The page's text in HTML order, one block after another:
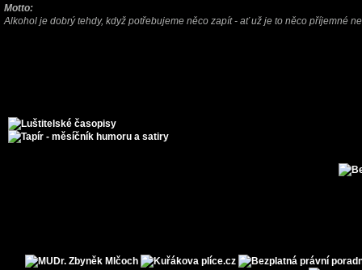
Motto:
Alkohol je dobrý tehdy, když potřebujeme něco zapít - ať už je to něco příjemné